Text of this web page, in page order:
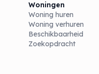
Woningen
Woning huren
Woning verhuren
Beschikbaarheid
Zoekopdracht